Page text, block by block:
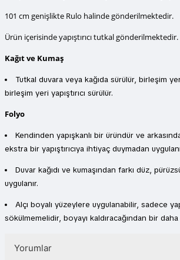
101 cm genişlikte Rulo halinde gönderilmektedir.
Ürün içerisinde yapıştırıcı tutkal gönderilmektedir.
Kağıt ve Kumaş
Tutkal duvara veya kağıda sürülür, birleşim
birleşim yeri yapıştırıcı sürülür.
Folyo
Kendinden yapışkanlı bir üründür ve
ekstra bir yapıştırıcıya ihtiyaç duymadan
Duvar kağıdı ve kumaşından farkı düz,
uygulanır.
Alçı boyalı yüzeylere uygulanabilir, sadece
sökülmemelidir, boyayı kaldıracağından bir daha
Yorumlar